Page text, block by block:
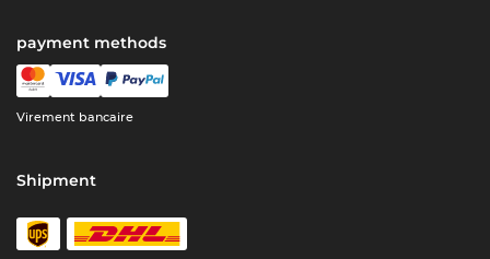
payment methods
Virement bancaire
Shipment